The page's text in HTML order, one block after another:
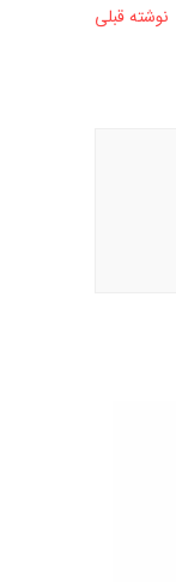
نوشته قبلی